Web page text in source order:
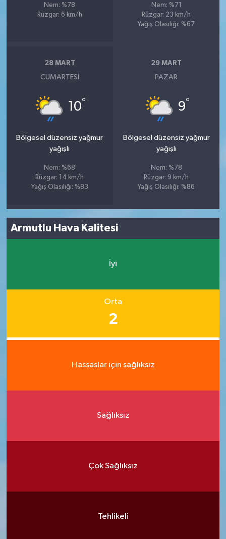
Nem: %78
Rüzgar: 6 km/h
Nem: %71
Rüzgar: 23 km/h
Yağış Olasılığı: %67
28 MART
CUMARTESI
10°
Bölgesel düzensiz yağmur
yağışlı
Nem: %68
Rüzgar: 14 km/h
Yağış Olasılığı: %83
29 MART
PAZAR
9°
Bölgesel düzensiz yağmur
yağışlı
Nem: %78
Rüzgar: 9 km/h
Yağış Olasılığı: %86
Armutlu Hava Kalitesi
İyi
Orta
2
Hassaslar için sağlıksız
Sağlıksız
Çok Sağlıksız
Tehlikeli